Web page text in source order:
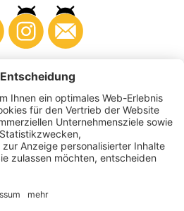
Produzenten
Gen. landw. Gesellschaft